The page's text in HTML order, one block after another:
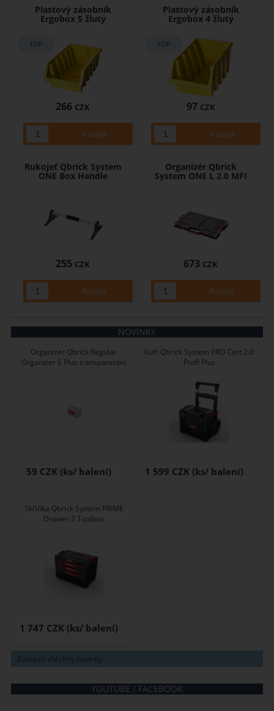
Plastový zásobník
Ergobox 5 žlutý
266 CZK
Plastový zásobník
Ergobox 4 žlutý
97 CZK
Rukojeť Qbrick System
ONE Box Handle
255 CZK
Organizér Qbrick
System ONE L 2.0 MFI
673 CZK
NOVINKY
Organizér Qbrick Regular
Organizer S Plus transparentní
59 CZK
Kufr Qbrick System PRO Cart 2.0
Profi Plus
1 599 CZK
Skříňka Qbrick System PRIME
Drawer 3 Toolbox
1 747 CZK
Zobrazit všechny novinky ...
YOUTUBE / FACEBOOK